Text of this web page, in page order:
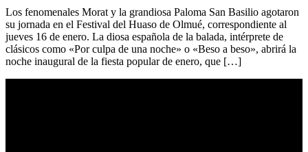
Los fenomenales Morat y la grandiosa Paloma San Basilio agotaron
su jornada en el Festival del Huaso de Olmué, correspondiente al
jueves 16 de enero. La diosa española de la balada, intérprete de
clásicos como «Por culpa de una noche» o «Beso a beso», abrirá la
noche inaugural de la fiesta popular de enero, que […]